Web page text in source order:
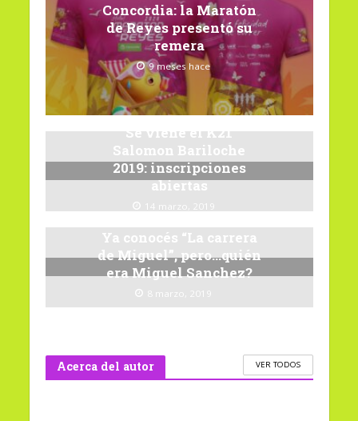
Concordia: la Maratón
de Reyes presentó su
remera
9 meses hace
Se viene el K21
Salomon Bariloche
2019: inscripciones
abiertas
14 marzo, 2019
Ya conocés “La carrera
de Miguel”, pero…quién
era Miguel Sanchez?
8 marzo, 2019
Acerca del autor VER TODOS